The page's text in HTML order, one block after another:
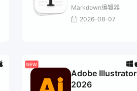
Markdown编辑器
2026-08-07
Adobe Illustrator
2026